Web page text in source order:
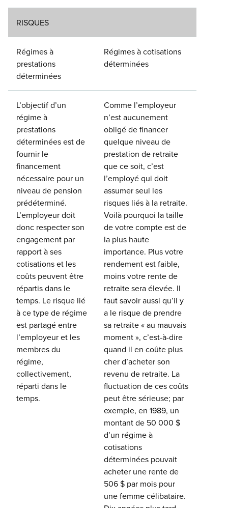
RISQUES
Régimes à
prestations
déterminées
Régimes à cotisations
déterminées
L’objectif d’un
régime à
prestations
déterminées est de
fournir le
financement
nécessaire pour un
niveau de pension
prédéterminé.
L’employeur doit
donc respecter son
engagement par
rapport à ses
cotisations et les
coûts peuvent être
répartis dans le
temps. Le risque lié
à ce type de régime
est partagé entre
l’employeur et les
membres du
régime,
collectivement,
réparti dans le
temps.
Comme l’employeur
n’est aucunement
obligé de financer
quelque niveau de
prestation de retraite
que ce soit, c’est
l’employé qui doit
assumer seul les
risques liés à la retraite.
Voilà pourquoi la taille
de votre compte est de
la plus haute
importance. Plus votre
rendement est faible,
moins votre rente de
retraite sera élevée. Il
faut savoir aussi qu’il y
a le risque de prendre
sa retraite « au mauvais
moment », c’est-à-dire
quand il en coûte plus
cher d’acheter son
revenu de retraite. La
fluctuation de ces coûts
peut être sérieuse; par
exemple, en 1989, un
montant de 50 000 $
d’un régime à
cotisations
déterminées pouvait
acheter une rente de
506 $ par mois pour
une femme célibataire.